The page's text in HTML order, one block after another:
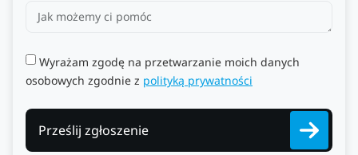
Wyrażam zgodę na przetwarzanie moich danych
osobowych zgodnie z polityką prywatności
Prześlij zgłoszenie